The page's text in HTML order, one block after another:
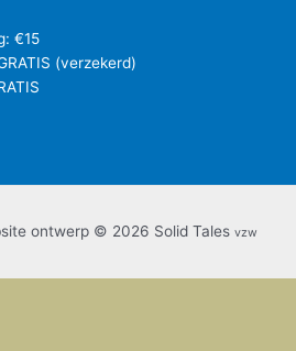
€15
(verzekerd)
ontwerp © 2026 Solid Tales vzw